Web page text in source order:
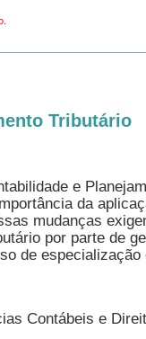
Tributário
e
da
mudanças
por parte de
de
Contábeis e